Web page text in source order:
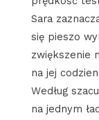
Sara
się pieszo
zwiększenie
na jej
Według
na jednym